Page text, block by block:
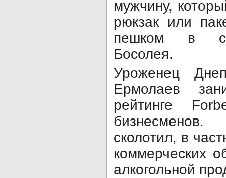
мужчину,
рюкзак или
пешком в
Босолея.
Уроженец
Ермолаев
рейтинге
сколотил, в
коммерческих
алкогольной